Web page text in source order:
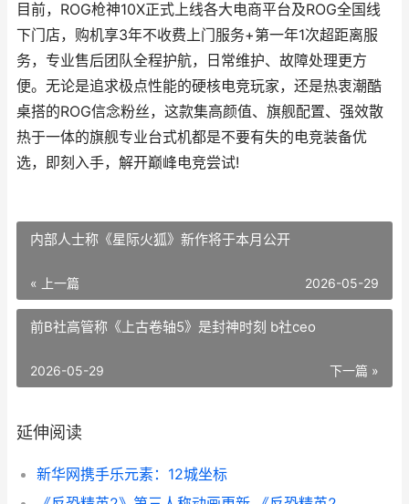
目前，ROG枪神10X正式上线各大电商平台及ROG全国线
下门店，购机享3年不收费上门服务+第一年1次超距离服
务，专业售后团队全程护航，日常维护、故障处理更方
便。无论是追求极点性能的硬核电竞玩家，还是热衷潮酷
桌搭的ROG信念粉丝，这款集高颜值、旗舰配置、强效散
热于一体的旗舰专业台式机都是不要有失的电竞装备优
选，即刻入手，解开巅峰电竞尝试!
内部人士称《星际火狐》新作将于本月公开
« 上一篇 2026-05-29
前B社高管称《上古卷轴5》是封神时刻 b社ceo
下一篇 »
2026-05-29
延伸阅读
新华网携手乐元素：12城坐标